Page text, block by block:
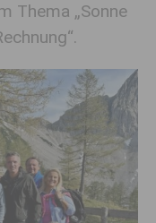
Thema „Sonne